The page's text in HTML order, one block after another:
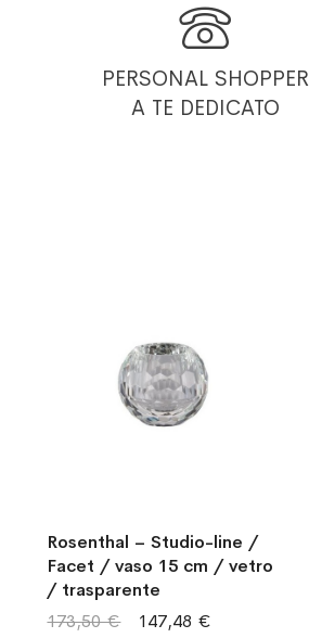

PERSONAL SHOPPER
A TE DEDICATO
Rosenthal – Studio-line /
Facet / vaso 15 cm / vetro
/ trasparente
147,48 €
173,50 €